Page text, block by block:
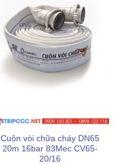
Cuộn vòi chữa cháy DN65
20m 16bar 83Mec CV65-
20/16